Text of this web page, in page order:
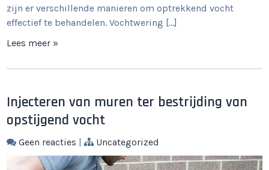
zijn er verschillende manieren om optrekkend vocht
effectief te behandelen. Vochtwering […]
Lees meer »
Injecteren van muren ter bestrijding van
opstijgend vocht
Geen reacties | Uncategorized